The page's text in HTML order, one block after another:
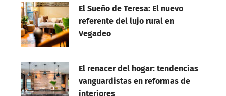
El Sueño de Teresa: El nuevo
referente del lujo rural en
Vegadeo
El renacer del hogar: tendencias
vanguardistas en reformas de
interiores